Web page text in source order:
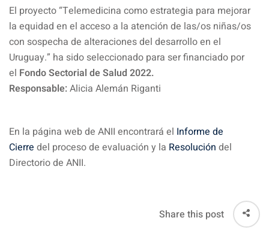
El proyecto “Telemedicina como estrategia para mejorar
la equidad en el acceso a la atención de las/os niñas/os
con sospecha de alteraciones del desarrollo en el
Uruguay.” ha sido seleccionado para ser financiado por
el Fondo Sectorial de Salud 2022.
Responsable: Alicia Alemán Riganti
En la página web de ANII encontrará el Informe de
Cierre del proceso de evaluación y la Resolución del
Directorio de ANII.
Share this post